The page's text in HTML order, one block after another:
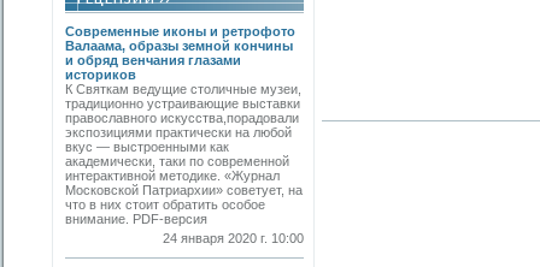
Современные иконы и ретрофото
Валаама, образы земной кончины
и обряд венчания глазами
историков
К Святкам ведущие столичные музеи,
традиционно устраивающие выставки
православного искусства,порадовали
экспозициями практически на любой
вкус — выстроенными как
академически, таки по современной
интерактивной методике. «Журнал
Московской Патриархии» советует, на
что в них стоит обратить особое
внимание. PDF-версия
24 января 2020 г. 10:00